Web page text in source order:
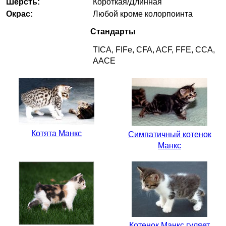
Окрас:
Любой кроме колорпоинта
Стандарты
TICA, FIFe, CFA, ACF, FFE, CCA,
AACE
Котята Манкс
Симпатичный котенок
Манкс